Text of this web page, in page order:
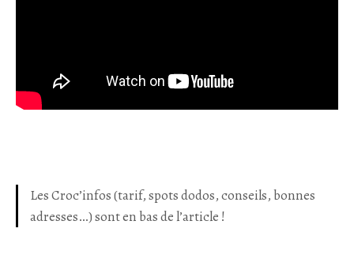
Les Croc’infos (tarif, spots dodos, conseils, bonnes
adresses…) sont en bas de l’article !